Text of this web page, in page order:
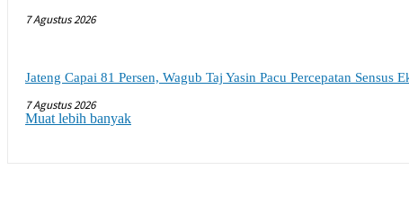
7 Agustus 2026
Jateng Capai 81 Persen, Wagub Taj Yasin Pacu Percepatan Sensus
7 Agustus 2026
Muat lebih banyak